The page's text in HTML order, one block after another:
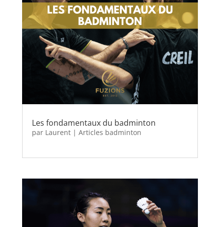
Les fondamentaux du badminton
par Laurent| Articles badminton